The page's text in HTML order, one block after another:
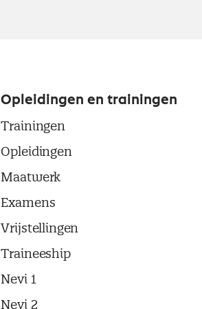
Opleidingen en trainingen
Trainingen
Opleidingen
Maatwerk
Examens
Vrijstellingen
Traineeship
Nevi 1
Nevi 2